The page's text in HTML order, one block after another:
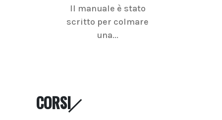
Il manuale è stato
scritto per colmare
una...
CORSI